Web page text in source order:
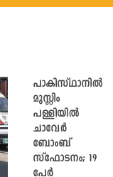
പാകിസ്ഥാനിൽ
മുസ്ലിം
പള്ളിയിൽ
ചാവേര്‍
ബോംബ്
സ്ഫോടനം; 19
പേര്‍